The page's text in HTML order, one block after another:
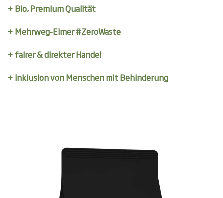
+ Bio, Premium Qualität
+ Mehrweg-Eimer #ZeroWaste
+ fairer & direkter Handel
+ Inklusion von Menschen mit Behinderung